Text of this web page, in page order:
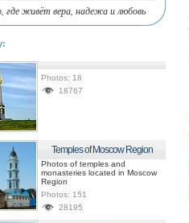
где живёт вера, надежа и любовь
Photos: 18
18767
Temples of Moscow Region
Photos of temples and
monasteries located in Moscow
Region
Photos: 151
28195